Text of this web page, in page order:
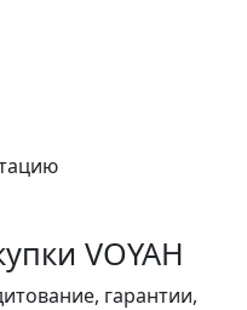
VOYAH
гарантии,